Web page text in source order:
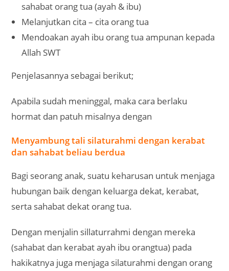
sahabat orang tua (ayah & ibu)
Melanjutkan cita – cita orang tua
Mendoakan ayah ibu orang tua ampunan kepada
Allah SWT
Penjelasannya sebagai berikut;
Apabila sudah meninggal, maka cara berlaku
hormat dan patuh misalnya dengan
Menyambung tali silaturahmi dengan kerabat
dan sahabat beliau berdua
Bagi seorang anak, suatu keharusan untuk menjaga
hubungan baik dengan keluarga dekat, kerabat,
serta sahabat dekat orang tua.
Dengan menjalin sillaturrahmi dengan mereka
(sahabat dan kerabat ayah ibu orangtua) pada
hakikatnya juga menjaga silaturahmi dengan orang